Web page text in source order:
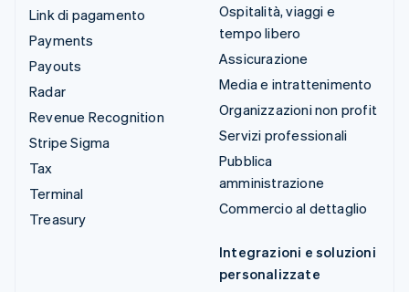
Link di pagamento
Payments
Payouts
Radar
Revenue Recognition
Stripe Sigma
Tax
Terminal
Treasury
Ospitalità, viaggi e
tempo libero
Assicurazione
Media e intrattenimento
Organizzazioni non profit
Servizi professionali
Pubblica
amministrazione
Commercio al dettaglio
Integrazioni e soluzioni
personalizzate